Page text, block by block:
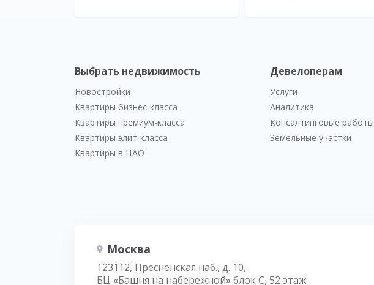
Выбрать недвижимость
Новостройки
Квартиры бизнес-класса
Квартиры премиум-класса
Квартиры элит-класса
Квартиры в ЦАО
Девелоперам
Услуги
Аналитика
Консалтинговые работы
Земельные участки
Москва
123112, Пресненская наб., д. 10,
БЦ «Башня на набережной» блок С, 52 этаж